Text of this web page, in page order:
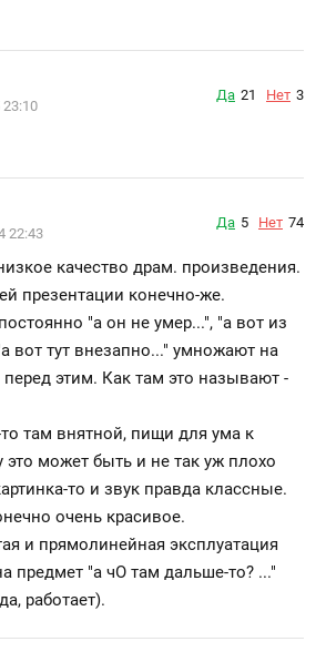
23:10
Да 21 Нет 3
22:43
Да 5 Нет 74
качество драм. произведения.
презентации конечно-же.
"а он не умер...", "а вот из
вот тут внезапно..." умножают на
этим. Как там это называют -
там внятной, пищи для ума к
может быть и не так уж плохо
то и звук правда классные.
очень красивое.
и прямолинейная эксплуатация
предмет "а чО там дальше-то? ..."
работает).